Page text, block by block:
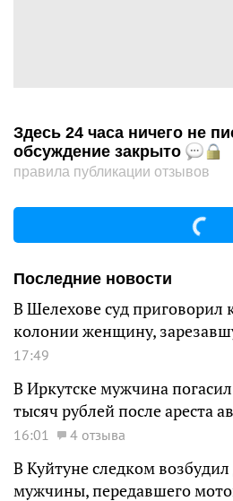
Здесь 24 часа ничего не
обсуждение закрыто
правила публикации отзывов
Последние новости
В Шелехове суд приговорил
колонии женщину,
17:49
В Иркутске мужчина
тысяч рублей после ареста
16:01 4 отзыва
В Куйтуне следком
мужчины, передавшего